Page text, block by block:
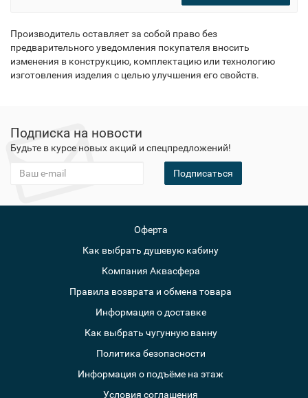
Производитель оставляет за собой право без
предварительного уведомления покупателя вносить
изменения в конструкцию, комплектацию или технологию
изготовления изделия с целью улучшения его свойств.
Подписка на новости
Будьте в курсе новых акций и спецпредложений!
Подписаться
Оферта
Как выбрать душевую кабину
Компания Аквасфера
Правила возврата и обмена товара
Информация о доставке
Как выбрать чугунную ванну
Политика безопасности
Информация о подъёме на этаж
Условия соглашения